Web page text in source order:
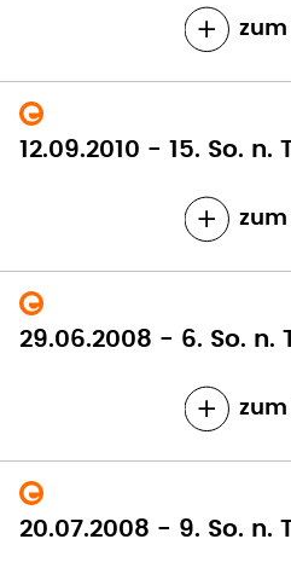
12.09.2010 - 15. So. n.
29.06.2008 - 6. So. n.
20.07.2008 - 9. So. n.